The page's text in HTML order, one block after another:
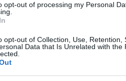
opt-out of processing my Personal
opt-out of Collection, Use, Retention,
Data that Is Unrelated with the
a Ferrari Max
jövőjéről